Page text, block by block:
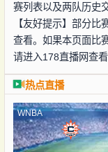
赛列表以及两队历史
【友好提示】部分
查看。如果本页面比
请进入178直播网查看
热点直播
WNBA